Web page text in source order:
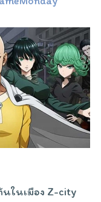
นในเมือง Z-city